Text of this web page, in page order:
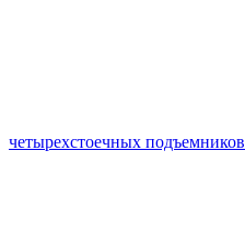
четырехстоечных подъемников